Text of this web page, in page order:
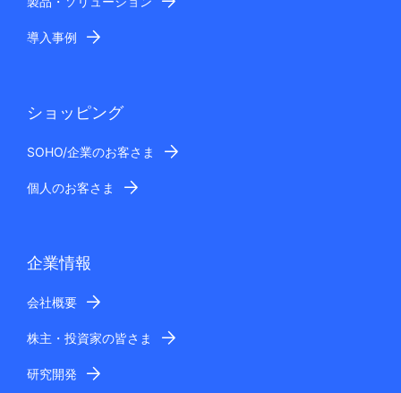
導入事例
ショッピング
SOHO/企業のお客さま
個人のお客さま
企業情報
会社概要
株主・投資家の皆さま
研究開発